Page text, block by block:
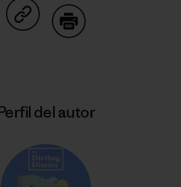
Compartir en Copy Link
del autor